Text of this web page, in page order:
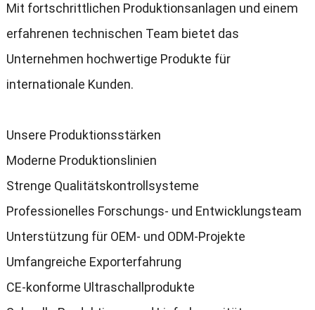
Mit fortschrittlichen Produktionsanlagen und einem
erfahrenen technischen Team bietet das
Unternehmen hochwertige Produkte für
internationale Kunden.
Unsere Produktionsstärken
Moderne Produktionslinien
Strenge Qualitätskontrollsysteme
Professionelles Forschungs- und Entwicklungsteam
Unterstützung für OEM- und ODM-Projekte
Umfangreiche Exporterfahrung
CE-konforme Ultraschallprodukte